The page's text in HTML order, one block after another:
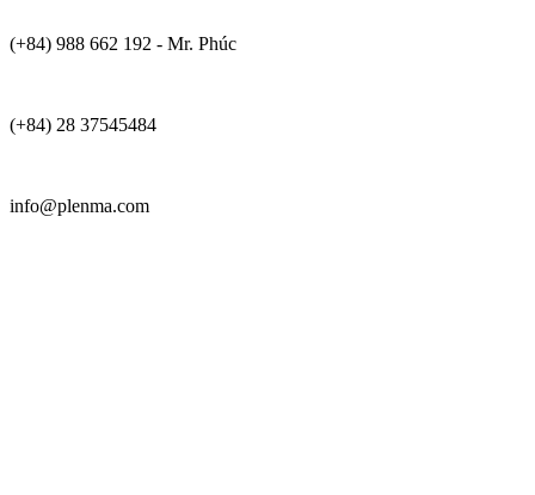
(+84) 988 662 192 - Mr. Phúc
(+84) 28 37545484
info@plenma.com